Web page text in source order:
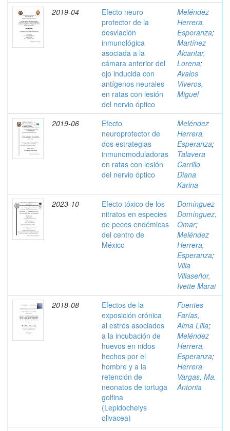
2019-04
Efecto neuro
protector de la
desviación
inmunológica
asociada a la
cámara anterior del
ojo inducida con
antígenos neurales
en ratas con lesión
del nervio óptico
Meléndez
Herrera,
Esperanza;
Martínez
Alcantar,
Lorena;
Avalos
Viveros,
Miguel
2019-06
Efecto
neuroprotector de
dos estrategias
inmunomoduladoras
en ratas con lesión
del nervio óptico
Meléndez
Herrera,
Esperanza;
Talavera
Carrillo,
Diana
Karina
2023-10
Efecto tóxico de los
nitratos en especies
de peces endémicas
del centro de
México
Domínguez
Domínguez,
Omar;
Meléndez
Herrera,
Esperanza;
Villa
Villaseñor,
Ivette Marai
2018-08
Efectos de la
exposición crónica
al estrés asociados
a la incubación de
huevos en nidos
hechos por el
hombre y a la
retención de
neonatos de tortuga
golfina
(Lepidochelys
olivacea)
Fuentes
Farías,
Alma Lilia;
Meléndez
Herrera,
Esperanza;
Herrera
Vargas, Ma.
Antonia